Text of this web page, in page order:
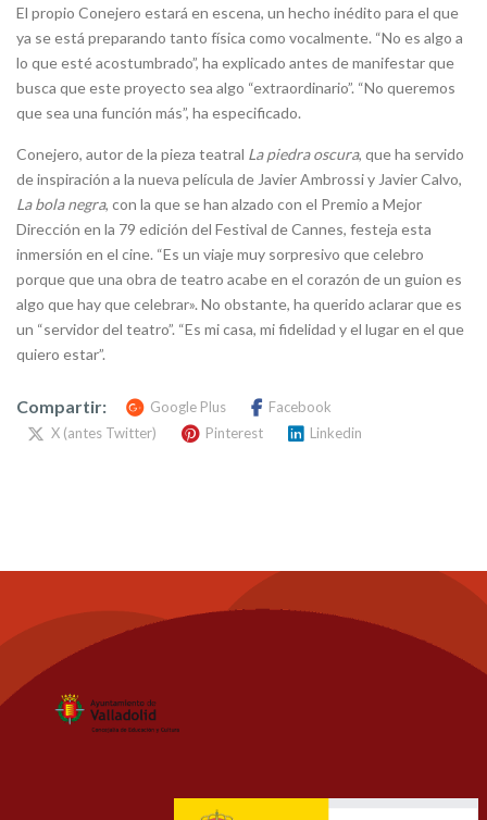
El propio Conejero estará en escena, un hecho inédito para el que
ya se está preparando tanto física como vocalmente. “No es algo a
lo que esté acostumbrado”, ha explicado antes de manifestar que
busca que este proyecto sea algo “extraordinario”. “No queremos
que sea una función más”, ha especificado.
Conejero, autor de la pieza teatral La piedra oscura, que ha servido
de inspiración a la nueva película de Javier Ambrossi y Javier Calvo,
La bola negra, con la que se han alzado con el Premio a Mejor
Dirección en la 79 edición del Festival de Cannes, festeja esta
inmersión en el cine. “Es un viaje muy sorpresivo que celebro
porque que una obra de teatro acabe en el corazón de un guion es
algo que hay que celebrar». No obstante, ha querido aclarar que es
un “servidor del teatro”. “Es mi casa, mi fidelidad y el lugar en el que
quiero estar”.
Compartir: Google Plus
Facebook
X (antes Twitter)
Pinterest Linkedin